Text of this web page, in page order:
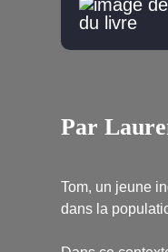
Par
Tom, un jeune
dans la